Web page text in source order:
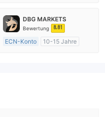
Market Making (MM)
MT4-Volllizenz
DBG MARKETS
Bewertung 8.81
ECN-Konto
10-15 Jahre